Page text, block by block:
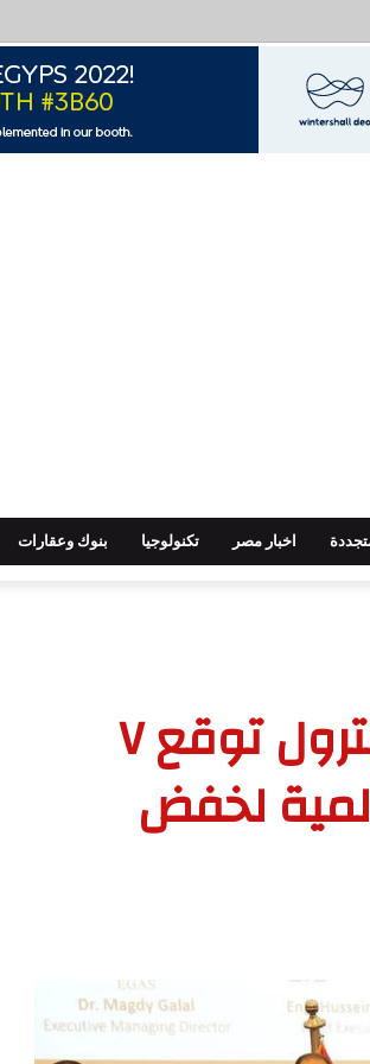
اخبار مصر تكنولوجيا بنوك وعقارات
على هامش مؤتمر المناخ .. البترول توقع ٧
لخفض